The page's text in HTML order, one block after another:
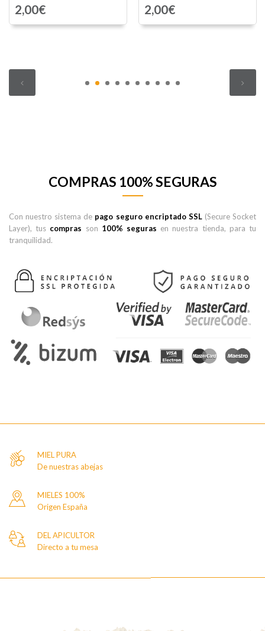
2,00€ Caramelos Artesanos
COMPRAS 100% SEGURAS
Con nuestro sistema de pago seguro encriptado SSL(Secure Socket
Layer), tus compras son 100% seguras en nuestra tienda, para tu
tranquilidad.
MIEL PURA
De nuestras abejas
MIELES 100%
Origen España
DEL APICULTOR
Directo a tu mesa